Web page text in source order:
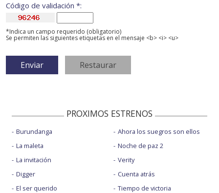
Código de validación *:
*Indica un campo requerido (obligatorio)
Se permiten las siguientes etiquetas en el mensaje <b> <i> <u>
PROXIMOS ESTRENOS
Burundanga
La maleta
La invitación
Digger
El ser querido
Ahora los suegros son ellos
Noche de paz 2
Verity
Cuenta atrás
Tiempo de victoria